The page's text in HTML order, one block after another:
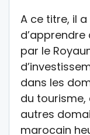
A ce titre, il
par le
dans les
du tourisme,
autres
marocain